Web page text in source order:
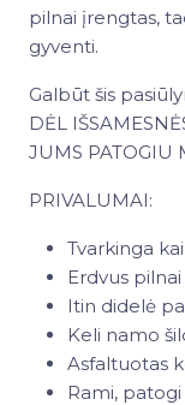
pilnai įrengtas,
gyventi.
Galbūt šis
DĖL
JUMS PATOGIU
PRIVALUMAI:
Tvarkinga
Erdvus
Itin didelė
Keli namo
Asfaltuotas
Rami,